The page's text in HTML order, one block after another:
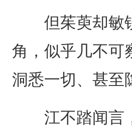
但茱萸却敏锐
角，似乎几不可
洞悉一切、甚至
江不踏闻言，